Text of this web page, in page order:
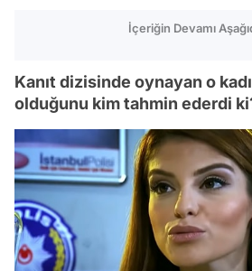
İçeriğin Devamı
Kanıt dizisinde oynayan o
olduğunu kim tahmin ederdi